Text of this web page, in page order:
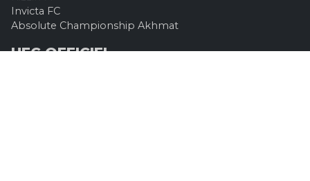
Invicta FC
Absolute Championship Akhmat
UFC OFFICIEL